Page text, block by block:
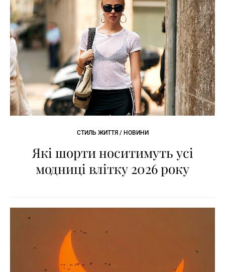
СТИЛЬ ЖИТТЯ / НОВИНИ
Які шорти носитимуть усі
модниці влітку 2026 року